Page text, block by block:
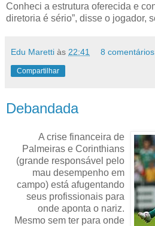
Conheci a estrutura oferecida e
diretoria é sério”, disse o jogador,
Edu Maretti às 22:41 8
Compartilhar
Debandada
A crise financeira de
Palmeiras e Corinthians
(grande responsável pelo
mau desempenho em
campo) está afugentando
seus profissionais para
onde aponta o nariz.
Mesmo sem ter para onde